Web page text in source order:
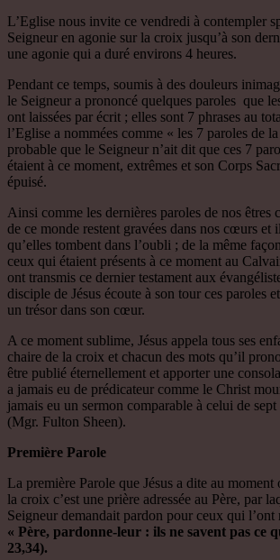
L’Eglise nous invite ce vendredi à contempler
Seigneur en agonie sur la croix jusqu’à son
une agonie qui a duré environs 4 heures.
Pendant ce temps, soumis à des douleurs
le Seigneur a prononcé quelques paroles que
ont laissées par écrit ; elles sont 7 phrases au
l’Eglise a nommées comme « les 7 paroles de
probable que le Seigneur n’ait dit que ces 7
étaient à ce moment, extrêmes et son Corps
épuisé.
Ainsi comme les dernières paroles de nos êtres
de ce monde restent gravées dans nos cœurs et
qu’elles tombent dans l’oubli ; de la même
ceux qui étaient présents à ce moment au
ont transmis ce dernier testament aux
disciple de Jésus écoute à son tour ces paroles
un trésor dans son cœur.
A ce moment sublime, Jésus appela tous ses
chaire de la croix et chacun des mots qu’il
être publié éternellement et apporter une
a jamais eu de prédicateur comme le Christ
jamais eu un sermon comparable à celui de
(Mgr. Fulton Sheen).
Première Parole
La première Parole que Jésus a dite au
la croix c’est une prière adressée au Père, par
Seigneur demandait pardon pour ceux qui
« Père, pardonne-leur : ils ne savent pas ce
23,34).